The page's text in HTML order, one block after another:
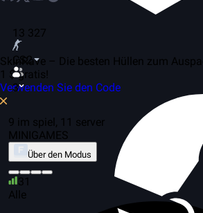
13 327
CS2
3
SkinRave – Die besten Hüllen zum
1 $ gratis!
Verwenden Sie den Code
9 im spiel, 11 server
MINIGAMES
Über den Modus
31
Alle